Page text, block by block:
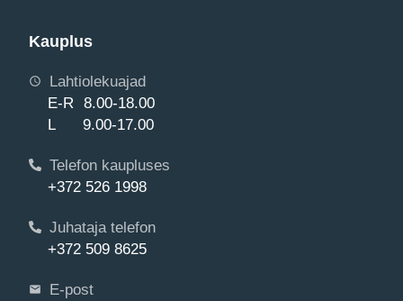
Kauplus
Lahtiolekuajad
E-R 8.00-18.00
L 9.00-17.00
Telefon kaupluses
+372 526 1998
Juhataja telefon
+372 509 8625
E-post